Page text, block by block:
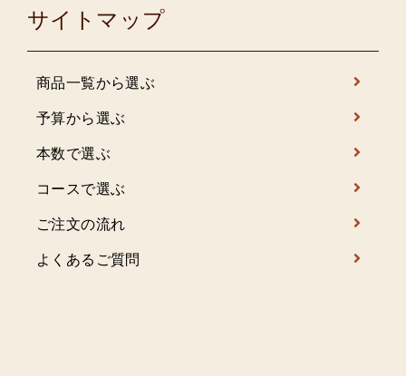
サイトマップ
商品一覧から選ぶ
予算から選ぶ
本数で選ぶ
コースで選ぶ
ご注文の流れ
よくあるご質問